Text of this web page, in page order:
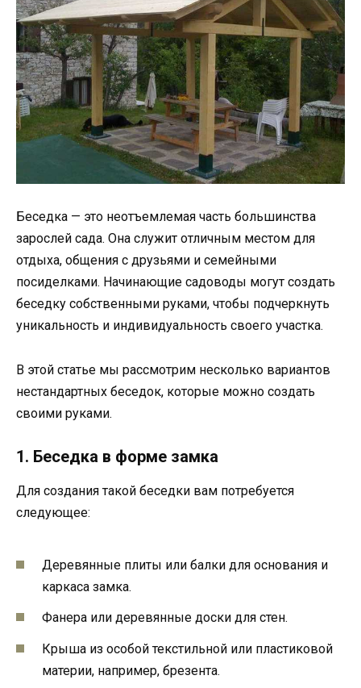
Беседка — это неотъемлемая часть большинства
зарослей сада. Она служит отличным местом для
отдыха, общения с друзьями и семейными
посиделками. Начинающие садоводы могут создать
беседку собственными руками, чтобы подчеркнуть
уникальность и индивидуальность своего участка.
В этой статье мы рассмотрим несколько вариантов
нестандартных беседок, которые можно создать
своими руками.
1. Беседка в форме замка
Для создания такой беседки вам потребуется
следующее:
Деревянные плиты или балки для основания и
каркаса замка.
Фанера или деревянные доски для стен.
Крыша из особой текстильной или пластиковой
материи, например, брезента.